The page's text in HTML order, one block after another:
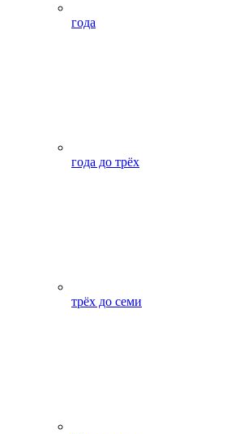
года
года до трёх
трёх до семи